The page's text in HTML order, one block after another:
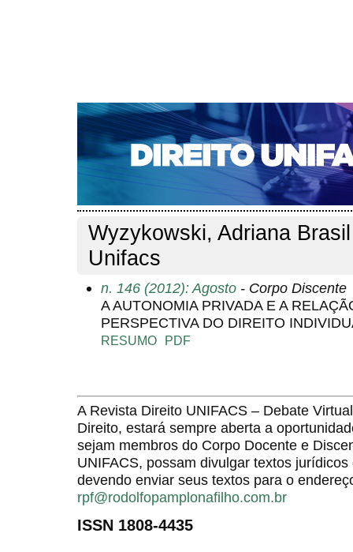
CAPA SOBRE ACESSO CADASTRO
NOTÍCIAS
EDIÇÕES DE Nº 1 A 100 WEBMAIL
Capa>Pesquisa> Perfil do autor
Perfil do autor
Wyzykowski, Adriana
Unifacs
n. 146 (2012): Agosto - Corpo Discente
A AUTONOMIA PRIVADA E A
PERSPECTIVA DO DIREITO
RESUMO PDF
A Revista Direito UNIFACS – Debate
Direito, estará sempre aberta a
sejam membros do Corpo Docente e
UNIFACS, possam divulgar textos
devendo enviar seus textos para o
rpf@rodolfopamplonafilho.com.br
ISSN 1808-4435